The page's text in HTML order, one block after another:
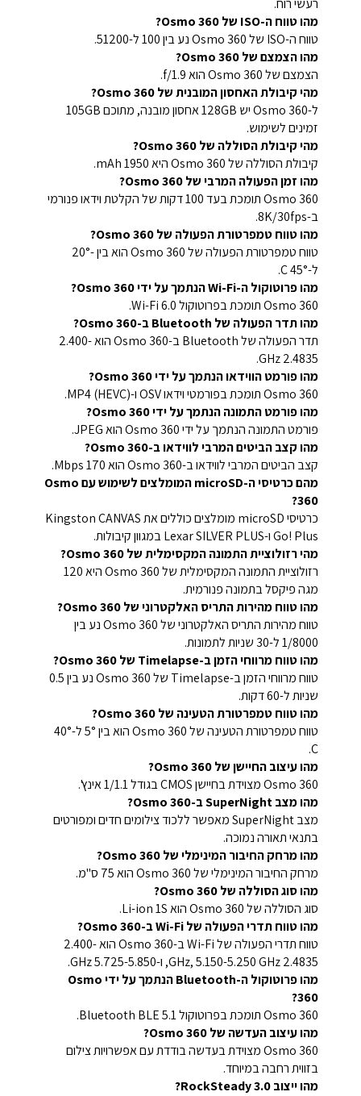
רעשי רוח.
מהו טווח ה-ISO של Osmo 360?
טווח ה-ISO של Osmo 360 נע בין 100 ל-51200.
מהו הצמצם של Osmo 360?
הצמצם של Osmo 360 הוא f/1.9.
מהי קיבולת האחסון המובנית של Osmo 360?
ל-Osmo 360 יש 128GB אחסון מובנה, מתוכם 105GB
זמינים לשימוש.
מהי קיבולת הסוללה של Osmo 360?
קיבולת הסוללה של Osmo 360 היא 1950 mAh.
מהו זמן הפעולה המרבי של Osmo 360?
Osmo 360 תומכת בעד 100 דקות של הקלטת וידאו פנורמי
ב-8K/30fps.
מהו טווח טמפרטורת הפעולה של Osmo 360?
טווח טמפרטורת הפעולה של Osmo 360 הוא בין -20°
ל-45° C.
מהו פרוטוקול ה-Wi-Fi הנתמך על ידי Osmo 360?
Osmo 360 תומכת בפרוטוקול Wi-Fi 6.0.
מהו תדר הפעולה של Bluetooth ב-Osmo 360?
תדר הפעולה של Bluetooth ב-Osmo 360 הוא 2.400-
2.4835 GHz.
מהו פורמט הווידאו הנתמך על ידי Osmo 360?
Osmo 360 תומכת בפורמטי וידאו OSV ו-MP4 (HEVC).
מהו פורמט התמונה הנתמך על ידי Osmo 360?
פורמט התמונה הנתמך על ידי Osmo 360 הוא JPEG.
מהו קצב הביטים המרבי לווידאו ב-Osmo 360?
קצב הביטים המרבי לווידאו ב-Osmo 360 הוא 170 Mbps.
מהם כרטיסי ה-microSD המומלצים לשימוש עם Osmo
360?
כרטיסי microSD מומלצים כוללים את Kingston CANVAS
Go! Plus ו-Lexar SILVER PLUS במגוון קיבולות.
מהי רזולוציית התמונה המקסימלית של Osmo 360?
רזולוציית התמונה המקסימלית של Osmo 360 היא 120
מגה פיקסל בתמונה פנורמית.
מהו טווח מהירות התריס האלקטרוני של Osmo 360?
טווח מהירות התריס האלקטרוני של Osmo 360 נע בין
1/8000 ל-30 שניות לתמונות.
מהו טווח מרווחי הזמן ב-Timelapse של Osmo 360?
טווח מרווחי הזמן ב-Timelapse של Osmo 360 נע בין 0.5
שניות ל-60 דקות.
מהו טווח טמפרטורת הטעינה של Osmo 360?
טווח טמפרטורת הטעינה של Osmo 360 הוא בין 5° ל-40°
C.
מהו עיצוב החיישן של Osmo 360?
Osmo 360 מצוידת בחיישן CMOS בגודל 1/1.1 אינץ'.
מהו מצב SuperNight ב-Osmo 360?
מצב SuperNight מאפשר ללכוד צילומים חדים ומפורטים
בתנאי תאורה נמוכה.
מהו מרחק החיבור המינימלי של Osmo 360?
מרחק החיבור המינימלי של Osmo 360 הוא 75 ס"מ.
מהו סוג הסוללה של Osmo 360?
סוג הסוללה של Osmo 360 הוא Li-ion 1S.
מהו טווח תדרי הפעולה של Wi-Fi ב-Osmo 360?
טווח תדרי הפעולה של Wi-Fi ב-Osmo 360 הוא 2.400-
2.4835 GHz, 5.150-5.250 GHz, ו-5.725-5.850 GHz.
מהו פרוטוקול ה-Bluetooth הנתמך על ידי Osmo
360?
Osmo 360 תומכת בפרוטוקול Bluetooth BLE 5.1.
מהו עיצוב העדשה של Osmo 360?
Osmo 360 מצוידת בעדשה בודדת עם אפשרויות צילום
בזווית רחבה במיוחד.
מהו ייצוב RockSteady 3.0?